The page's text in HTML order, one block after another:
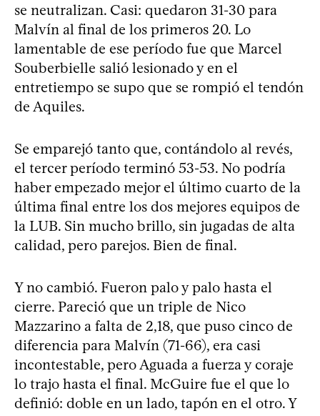
se neutralizan. Casi: quedaron 31-30 para
Malvín al final de los primeros 20. Lo
lamentable de ese período fue que Marcel
Souberbielle salió lesionado y en el
entretiempo se supo que se rompió el tendón
de Aquiles.
Se emparejó tanto que, contándolo al revés,
el tercer período terminó 53-53. No podría
haber empezado mejor el último cuarto de la
última final entre los dos mejores equipos de
la LUB. Sin mucho brillo, sin jugadas de alta
calidad, pero parejos. Bien de final.
Y no cambió. Fueron palo y palo hasta el
cierre. Pareció que un triple de Nico
Mazzarino a falta de 2,18, que puso cinco de
diferencia para Malvín (71-66), era casi
incontestable, pero Aguada a fuerza y coraje
lo trajo hasta el final. McGuire fue el que lo
definió: doble en un lado, tapón en el otro. Y